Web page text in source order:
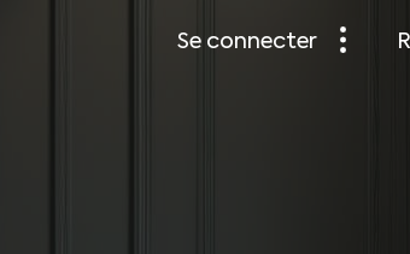
se connecter